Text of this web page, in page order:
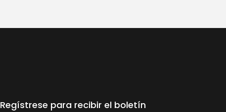
Regístrese para recibir el boletín